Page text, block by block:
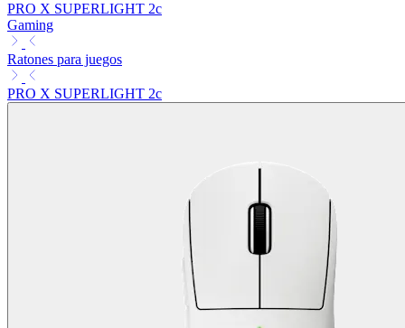
PRO X SUPERLIGHT 2c
Gaming
Ratones para juegos
PRO X SUPERLIGHT 2c